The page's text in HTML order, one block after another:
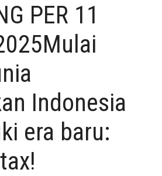
PER 11
Indonesia
era baru: